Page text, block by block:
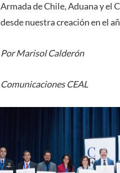
Armada de Chile, Aduana y el
desde nuestra creación en el
Por Marisol Calderón
Comunicaciones CEAL